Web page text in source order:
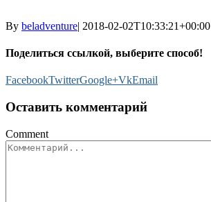
By beladventure| 2018-02-02T10:33:21+00:00
Поделиться ссылкой, выберите способ!
FacebookTwitterGoogle+VkEmail
Оставить комментарий
Comment